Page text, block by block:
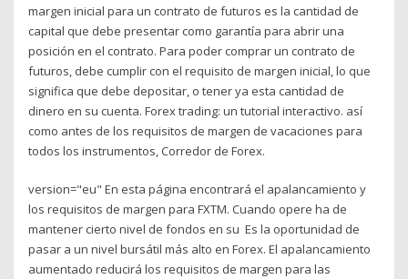
margen inicial para un contrato de futuros es la cantidad de
capital que debe presentar como garantía para abrir una
posición en el contrato. Para poder comprar un contrato de
futuros, debe cumplir con el requisito de margen inicial, lo que
significa que debe depositar, o tener ya esta cantidad de
dinero en su cuenta. Forex trading: un tutorial interactivo. así
como antes de los requisitos de margen de vacaciones para
todos los instrumentos, Corredor de Forex.
version="eu" En esta página encontrará el apalancamiento y
los requisitos de margen para FXTM. Cuando opere ha de
mantener cierto nivel de fondos en su Es la oportunidad de
pasar a un nivel bursátil más alto en Forex. El apalancamiento
aumentado reducirá los requisitos de margen para las